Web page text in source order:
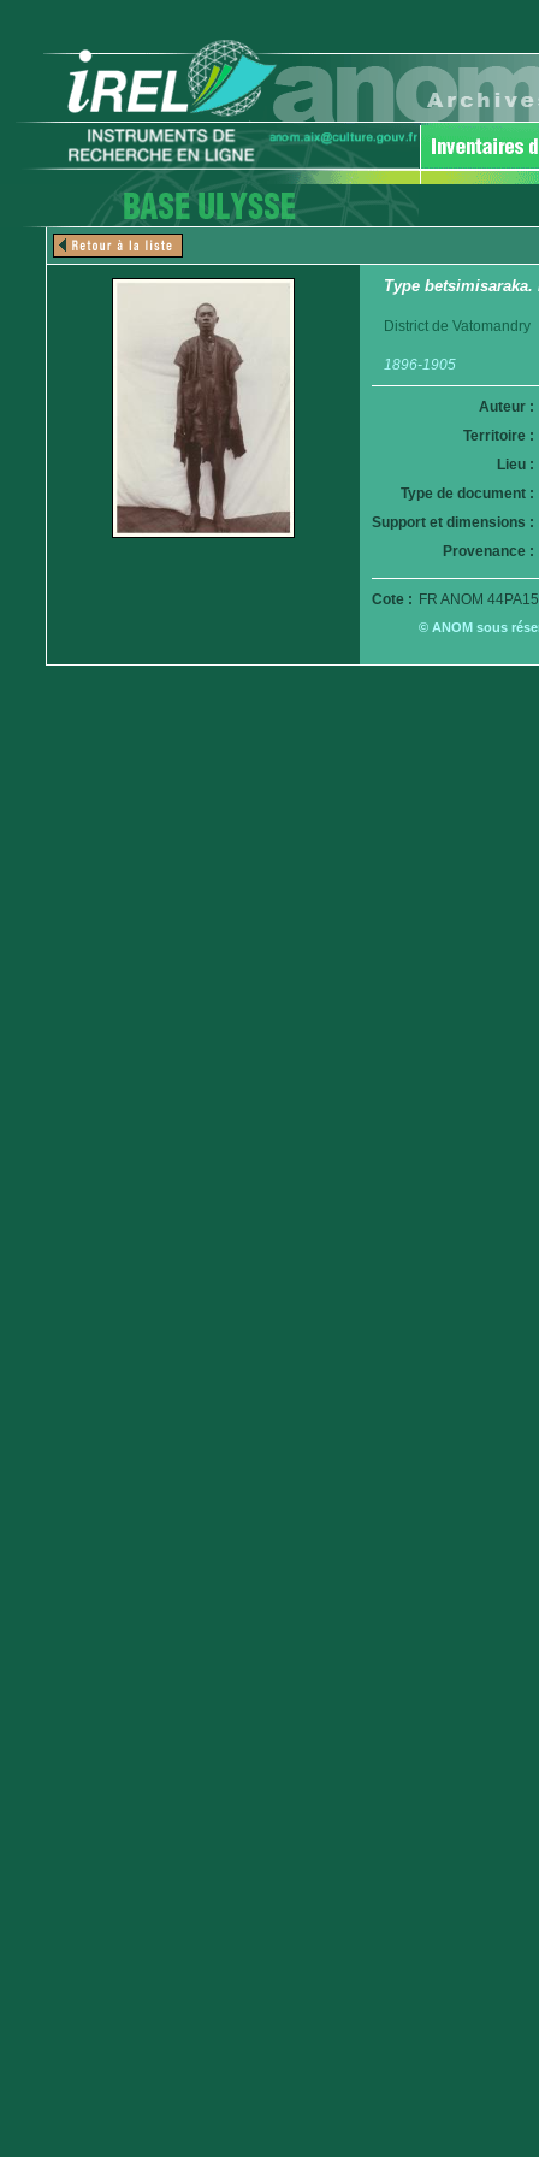
Type
District de Vatomandry
1896-1905
Auteur :
Territoire :
Lieu :
Type de document :
Support et dimensions :
Provenance :
Cote : FR ANOM
© ANOM sous